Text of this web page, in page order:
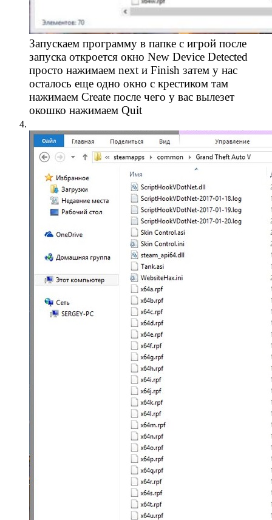
Запускаем программу в папке с игрой после
запуска откроется окно New Device Detected
просто нажимаем next и Finish затем у нас
осталось еще одно окно с крестиком там
нажимаем Create после чего у вас вылезет
окошко нажимаем Quit